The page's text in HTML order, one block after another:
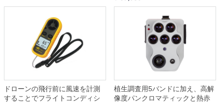
ドローンの飛行前に風速を計測
することでフライトコンディシ
植生調査用5バンドに加え、高解
像度パンクロマティックと熱赤